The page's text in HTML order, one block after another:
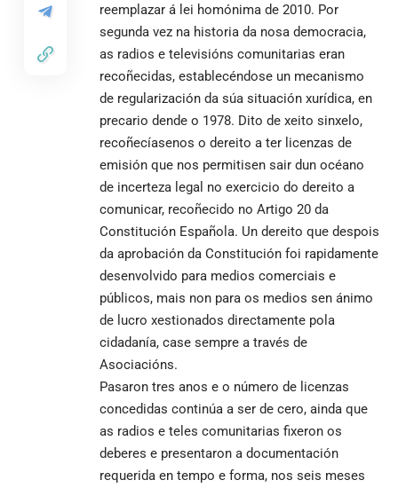
reemplazar á lei homónima de 2010. Por
segunda vez na historia da nosa democracia,
as radios e televisións comunitarias eran
recoñecidas, establecéndose un mecanismo
de regularización da súa situación xurídica, en
precario dende o 1978. Dito de xeito sinxelo,
recoñecíasenos o dereito a ter licenzas de
emisión que nos permitisen sair dun océano
de incerteza legal no exercicio do dereito a
comunicar, recoñecido no Artigo 20 da
Constitución Española. Un dereito que despois
da aprobación da Constitución foi rapidamente
desenvolvido para medios comerciais e
públicos, mais non para os medios sen ánimo
de lucro xestionados directamente pola
cidadanía, case sempre a través de
Asociacións.
Pasaron tres anos e o número de licenzas
concedidas continúa a ser de cero, ainda que
as radios e teles comunitarias fixeron os
deberes e presentaron a documentación
requerida en tempo e forma, nos seis meses